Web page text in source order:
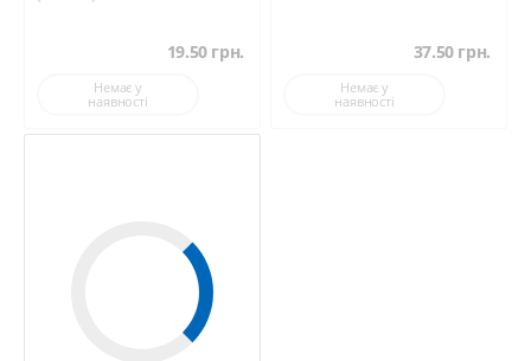
19.50 грн.
Немає у
наявності
37.50 грн.
Немає у
наявності